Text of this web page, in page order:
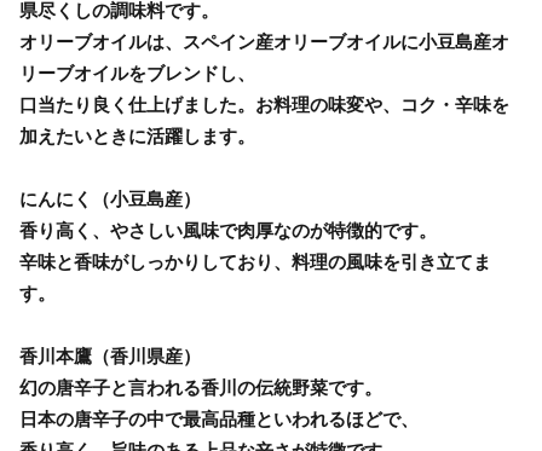
県尽くしの調味料です。
オリーブオイルは、スペイン産オリーブオイルに小豆島産オ
リーブオイルをブレンドし、
口当たり良く仕上げました。お料理の味変や、コク・辛味を
加えたいときに活躍します。
にんにく（小豆島産）
香り高く、やさしい風味で肉厚なのが特徴的です。
辛味と香味がしっかりしており、料理の風味を引き立てま
す。
香川本鷹（香川県産）
幻の唐辛子と言われる香川の伝統野菜です。
日本の唐辛子の中で最高品種といわれるほどで、